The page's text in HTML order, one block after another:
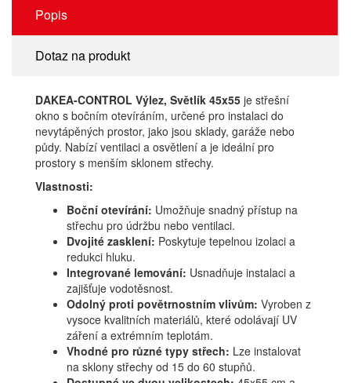
Popis
Dotaz na produkt
DAKEA-CONTROL Výlez, Světlík 45x55 je střešní
okno s bočním otevíráním, určené pro instalaci do
nevytápěných prostor, jako jsou sklady, garáže nebo
půdy. Nabízí ventilaci a osvětlení a je ideální pro
prostory s menším sklonem střechy.
Vlastnosti:
Boční otevírání: Umožňuje snadný přístup na
střechu pro údržbu nebo ventilaci.
Dvojité zasklení: Poskytuje tepelnou izolaci a
redukci hluku.
Integrované lemování: Usnadňuje instalaci a
zajišťuje vodotěsnost.
Odolný proti povětrnostním vlivům: Vyroben z
vysoce kvalitních materiálů, které odolávají UV
záření a extrémním teplotám.
Vhodné pro různé typy střech: Lze instalovat
na sklony střechy od 15 do 60 stupňů.